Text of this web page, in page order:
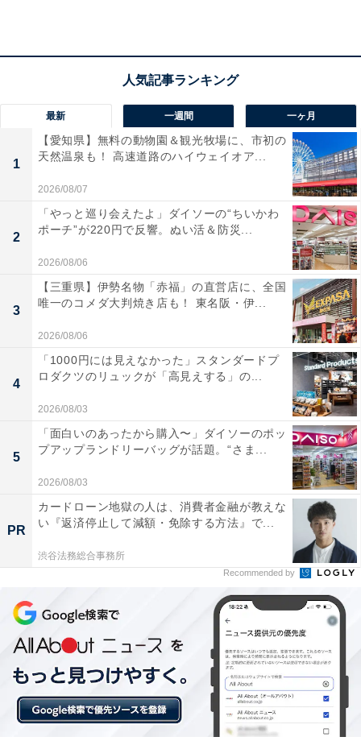
「北白川天然ラジウム温泉 えいせん京」の口コミ
は？
「北白川天然ラジウム温泉 えいせん京」には以下のよう
な口コミが寄せられています。
山あいに佇む宿の雰囲気が素晴らしく、館内や客室
は非常に新しくて清潔感に溢れており、滞在中は誰
にも気兼ねなくのんびりと贅沢な時間を過ごすこと
ができます。
全国トップクラスというラジウム温泉の泉質が非常
っかりと温まって日頃の疲れがリフレッシュされま
温泉水を使って調理された京料理や懐石料理がどれ
も絶品で、厳選された素材の味が引き出されてお
最新 一週間 一ヶ月
1
【愛知県】無料の動物園＆観光牧場に、市初の
天然温泉も！ 高速道路のハイウェイオア...
2026/08/07
2
「やっと巡り会えたよ」ダイソーの“ちいかわ
ポーチ”が220円で反響。ぬい活＆防災...
2026/08/06
3
【三重県】伊勢名物「赤福」の直営店に、全国
唯一のコメダ大判焼き店も！ 東名阪・伊...
2026/08/06
4
「1000円には見えなかった」スタンダードプ
ロダクツのリュックが「高見えする」の...
2026/08/03
5
「面白いのあったから購入〜」ダイソーのポッ
プアップランドリーバッグが話題。“さま...
2026/08/03
PR
カードローン地獄の人は、消費者金融が教えな
い『返済停止して減額・免除する方法』で...
渋谷法務総合事務所
Recommended by